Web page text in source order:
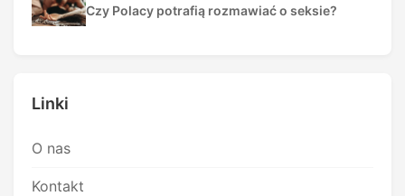
Czy Polacy potrafią rozmawiać o seksie?
Linki
O nas
Kontakt